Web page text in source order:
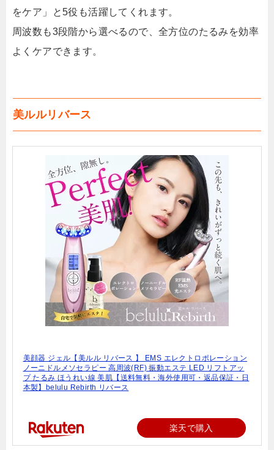
をケア」と5役も活躍してくれます。
周波数も3段階から選べるので、全方位のたるみを効率
よくケアできます。
美ルルリバース
美顔器 ジェル【美ルル リバース 】 EMS エレクトロポレーション
ノーニドルメソセラピー 高周波(RF) 振動エステ LED リフトアッ
プ たるみ ほうれい線 美肌【送料無料・海外使用可・返品保証・日
本製】belulu Rebirth リバース
楽天で購入